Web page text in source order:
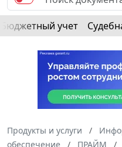
Бюджетный учет
Продукты и услуги
обеспечение
ПРАЙМ